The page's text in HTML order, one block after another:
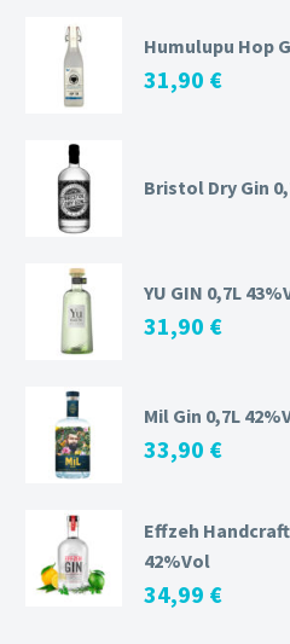
Humulupu Hop
31,90 €
Bristol Dry Gin
YU GIN 0,7L
31,90 €
Mil Gin 0,7L
33,90 €
Effzeh
42%Vol
34,99 €